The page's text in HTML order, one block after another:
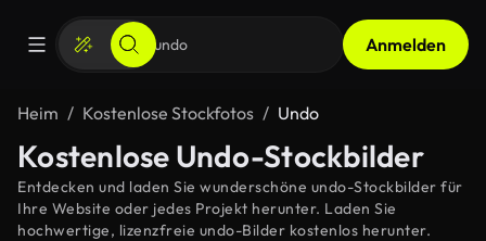
Anmelden
Heim Kostenlose Stockfotos Undo
Kostenlose Undo-Stockbilder
Entdecken und laden Sie wunderschöne undo-Stockbilder für
Ihre Website oder jedes Projekt herunter. Laden Sie
hochwertige, lizenzfreie undo-Bilder kostenlos herunter.